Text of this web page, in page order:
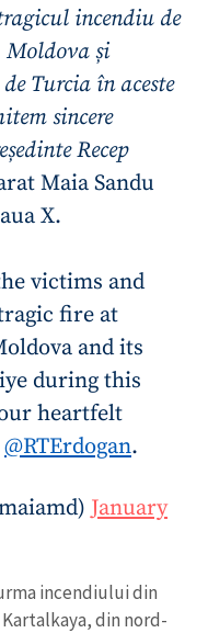
incendiu de
și
Turcia în aceste
sincere
Recep
Maia Sandu
X.
victims and
fire at
and its
during this
heartfelt
@RTErdogan.
January
incendiului din
din nord-